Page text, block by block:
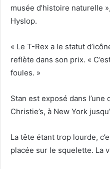
musée d’histoire naturelle
Hyslop.
« Le T-Rex a le statut
reflète dans son prix. «
foules. »
Stan est exposé dans
Christie’s, à New York
La tête étant trop lourde,
placée sur le squelette. La